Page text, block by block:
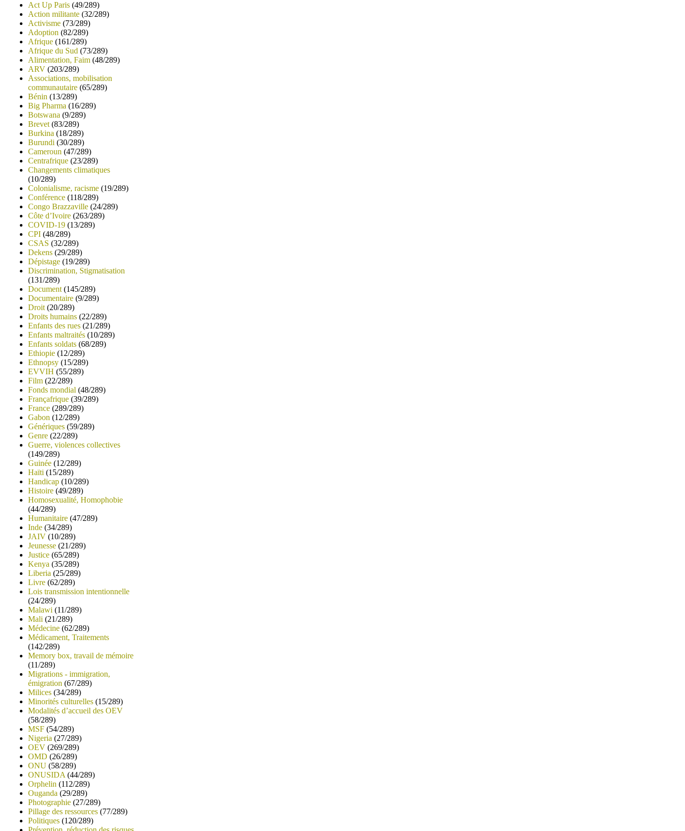
Act Up Paris (49/289)
Action militante (32/289)
Activisme (73/289)
Adoption (82/289)
Afrique (161/289)
Afrique du Sud (73/289)
Alimentation, Faim (48/289)
ARV (203/289)
Associations, mobilisation
communautaire (65/289)
Bénin (13/289)
Big Pharma (16/289)
Botswana (9/289)
Brevet (83/289)
Burkina (18/289)
Burundi (30/289)
Cameroun (47/289)
Centrafrique (23/289)
Changements climatiques
(10/289)
Colonialisme, racisme (19/289)
Conférence (118/289)
Congo Brazzaville (24/289)
Côte d’Ivoire (263/289)
COVID-19 (13/289)
CPI (48/289)
CSAS (32/289)
Dekens (29/289)
Dépistage (19/289)
Discrimination, Stigmatisation
(131/289)
Document (145/289)
Documentaire (9/289)
Droit (20/289)
Droits humains (22/289)
Enfants des rues (21/289)
Enfants maltraités (10/289)
Enfants soldats (68/289)
Ethiopie (12/289)
Ethnopsy (15/289)
EVVIH (55/289)
Film (22/289)
Fonds mondial (48/289)
Françafrique (39/289)
France (289/289)
Gabon (12/289)
Génériques (59/289)
Genre (22/289)
Guerre, violences collectives
(149/289)
Guinée (12/289)
Haïti (15/289)
Handicap (10/289)
Histoire (49/289)
Homosexualité, Homophobie
(44/289)
Humanitaire (47/289)
Inde (34/289)
JAIV (10/289)
Jeunesse (21/289)
Justice (65/289)
Kenya (35/289)
Liberia (25/289)
Livre (62/289)
Lois transmission intentionnelle
(24/289)
Malawi (11/289)
Mali (21/289)
Médecine (62/289)
Médicament, Traitements
(142/289)
Memory box, travail de mémoire
(11/289)
Migrations - immigration,
émigration (67/289)
Milices (34/289)
Minorités culturelles (15/289)
Modalités d’accueil des OEV
(58/289)
MSF (54/289)
Nigeria (27/289)
OEV (269/289)
OMD (26/289)
ONU (58/289)
ONUSIDA (44/289)
Orphelin (112/289)
Ouganda (29/289)
Photographie (27/289)
Pillage des ressources (77/289)
Politiques (120/289)